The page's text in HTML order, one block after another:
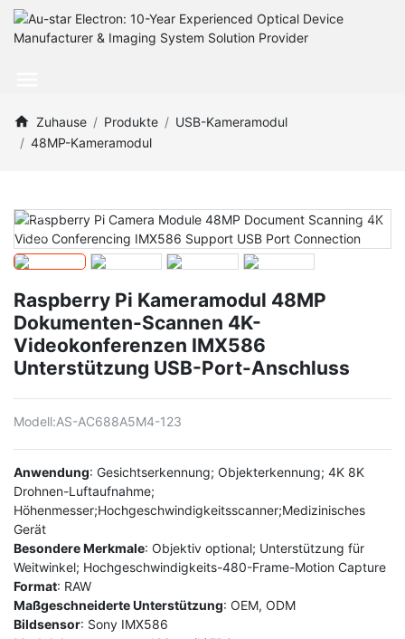
Zuhause Produkte
USB-Kameramodul
48MP-Kameramodul
Raspberry Pi Kameramodul 48MP
Dokumenten-Scannen 4K-
Videokonferenzen IMX586
Unterstützung USB-Port-Anschluss
Modell:AS-AC688A5M4-123
Anwendung: Gesichtserkennung; Objekterkennung; 4K 8K
Drohnen-Luftaufnahme;
Höhenmesser;Hochgeschwindigkeitsscanner;Medizinisches
Gerät
Besondere Merkmale: Objektiv optional; Unterstützung für
Weitwinkel; Hochgeschwindigkeits-480-Frame-Motion Capture
Format: RAW
Maßgeschneiderte Unterstützung: OEM, ODM
Bildsensor: Sony IMX586